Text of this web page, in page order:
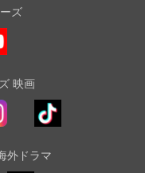
ズ
映画
外ドラマ